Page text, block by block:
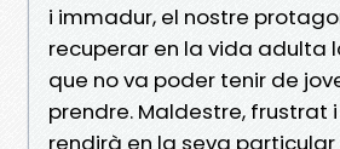
i immadur, el nostre
recuperar en la vida adulta
que no va poder tenir de
prendre. Maldestre, frustrat
rendirà en la seva